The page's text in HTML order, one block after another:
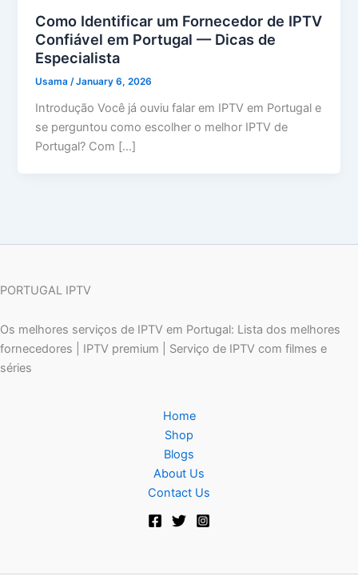
Como Identificar um Fornecedor de IPTV
Confiável em Portugal — Dicas de
Especialista
Usama/January 6, 2026
Introdução Você já ouviu falar em IPTV em Portugal e
se perguntou como escolher o melhor IPTV de
Portugal? Com […]
PORTUGAL IPTV
Os melhores serviços de IPTV em Portugal: Lista dos melhores
fornecedores | IPTV premium | Serviço de IPTV com filmes e
séries
Home
Shop
Blogs
About Us
Contact Us